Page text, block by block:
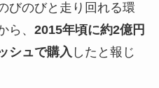
びのびと走り回れる環
ら、 2015年頃に約2億円
シュで購入 したと報じ